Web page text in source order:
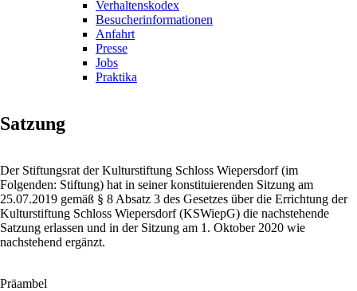
Verhaltenskodex
Besucherinformationen
Anfahrt
Presse
Jobs
Praktika
Satzung
Der Stiftungsrat der Kulturstiftung Schloss Wiepersdorf (im
Folgenden: Stiftung) hat in seiner konstituierenden Sitzung am
25.07.2019 gemäß § 8 Absatz 3 des Gesetzes über die Errichtung der
Kulturstiftung Schloss Wiepersdorf (KSWiepG) die nachstehende
Satzung erlassen und in der Sitzung am 1. Oktober 2020 wie
nachstehend ergänzt.
Präambel